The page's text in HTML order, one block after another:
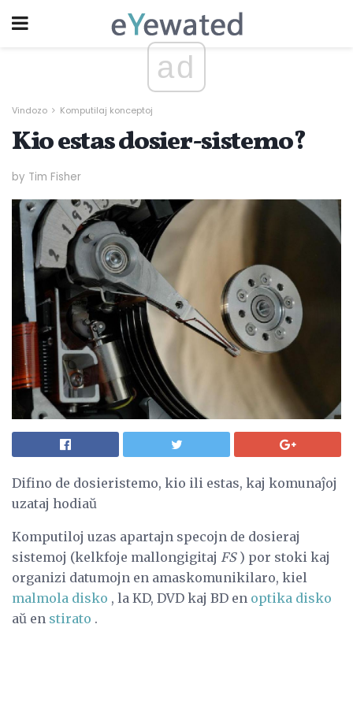
ad
Vindozo Komputilaj konceptoj
Kio estas dosier-sistemo?
by Tim Fisher
Difino de dosieristemo, kio ili estas, kaj komunaĵoj
uzataj hodiaŭ
Komputiloj uzas apartajn specojn de dosieraj
sistemoj (kelkfoje mallongigitaj FS) por stoki kaj
organizi datumojn en amaskomunikilaro, kiel
malmola disko , la KD, DVD kaj BD en optika disko
aŭ en stirato .